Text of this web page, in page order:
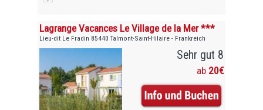
Lagrange Vacances Le Village de la Mer ***
Lieu-dit Le Fradin 85440 Talmont-Saint-Hilaire - Frankreich
Sehr gut 8
ab 20€